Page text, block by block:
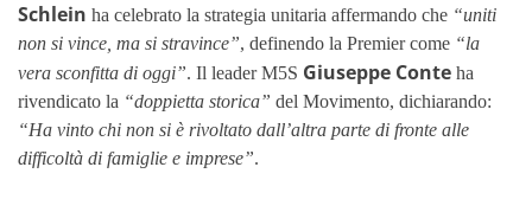
Schlein ha celebrato la strategia unitaria affermando che “uniti
non si vince, ma si stravince”, definendo la Premier come “la
vera sconfitta di oggi”. Il leader M5S Giuseppe Conte ha
rivendicato la “doppietta storica” del Movimento, dichiarando:
“Ha vinto chi non si è rivoltato dall’altra parte di fronte alle
difficoltà di famiglie e imprese”.